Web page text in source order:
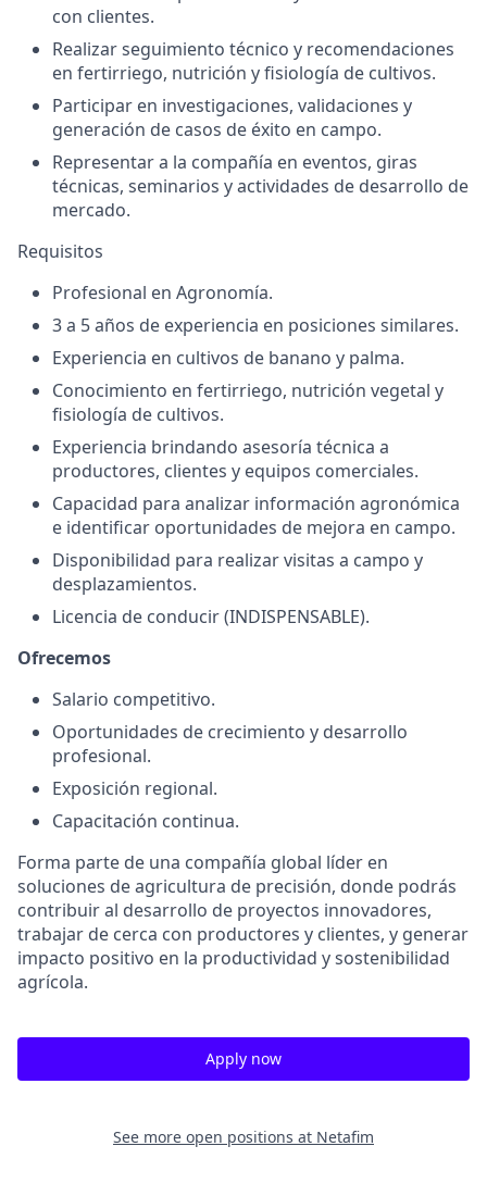
con clientes.
Realizar seguimiento técnico y recomendaciones
en fertirriego, nutrición y fisiología de cultivos.
Participar en investigaciones, validaciones y
generación de casos de éxito en campo.
Representar a la compañía en eventos, giras
técnicas, seminarios y actividades de desarrollo de
mercado.
Requisitos
Profesional en Agronomía.
3 a 5 años de experiencia en posiciones similares.
Experiencia en cultivos de banano y palma.
Conocimiento en fertirriego, nutrición vegetal y
fisiología de cultivos.
Experiencia brindando asesoría técnica a
productores, clientes y equipos comerciales.
Capacidad para analizar información agronómica
e identificar oportunidades de mejora en campo.
Disponibilidad para realizar visitas a campo y
desplazamientos.
Licencia de conducir (INDISPENSABLE).
Ofrecemos
Salario competitivo.
Oportunidades de crecimiento y desarrollo
profesional.
Exposición regional.
Capacitación continua.
Forma parte de una compañía global líder en
soluciones de agricultura de precisión, donde podrás
contribuir al desarrollo de proyectos innovadores,
trabajar de cerca con productores y clientes, y generar
impacto positivo en la productividad y sostenibilidad
agrícola.
Apply now
See more open positions at Netafim